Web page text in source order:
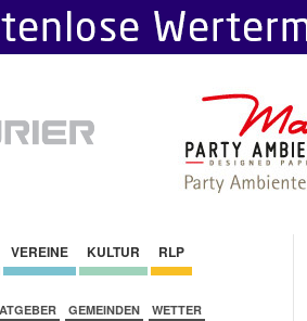
VEREINE KULTUR RLP
GEMEINDEN WETTER